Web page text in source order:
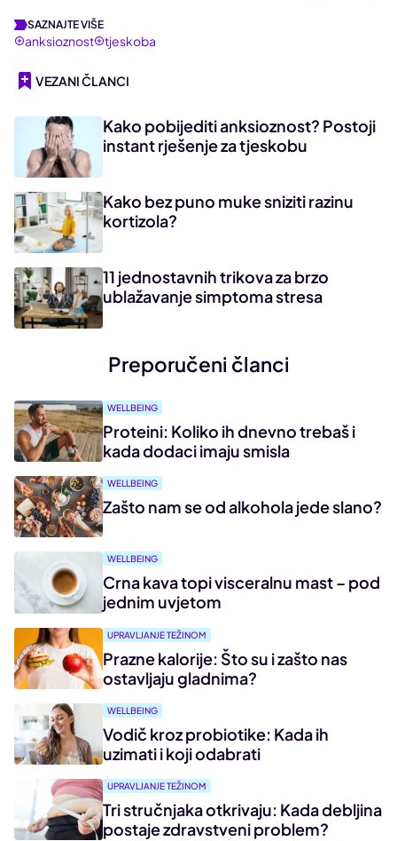
SAZNAJTE VIŠE
anksioznost tjeskoba
VEZANI ČLANCI
Kako pobijediti anksioznost? Postoji
instant rješenje za tjeskobu
Kako bez puno muke sniziti razinu
kortizola?
11 jednostavnih trikova za brzo
ublažavanje simptoma stresa
Preporučeni članci
WELLBEING
Proteini: Koliko ih dnevno trebaš i
kada dodaci imaju smisla
WELLBEING
Zašto nam se od alkohola jede slano?
WELLBEING
Crna kava topi visceralnu mast – pod
jednim uvjetom
UPRAVLJANJE TEŽINOM
Prazne kalorije: Što su i zašto nas
ostavljaju gladnima?
WELLBEING
Vodič kroz probiotike: Kada ih
uzimati i koji odabrati
UPRAVLJANJE TEŽINOM
Tri stručnjaka otkrivaju: Kada debljina
postaje zdravstveni problem?